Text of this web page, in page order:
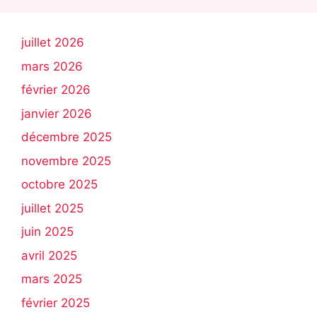
juillet 2026
mars 2026
février 2026
janvier 2026
décembre 2025
novembre 2025
octobre 2025
juillet 2025
juin 2025
avril 2025
mars 2025
février 2025